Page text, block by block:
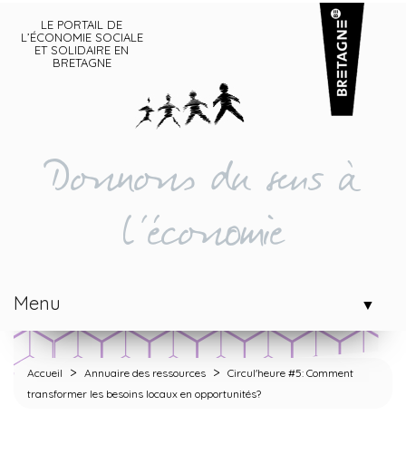
LE PORTAIL DE
L’ÉCONOMIE SOCIALE
ET SOLIDAIRE EN
BRETAGNE
Donnons du sens à
l'économie
Menu ▼
Accueil > Annuaire des ressources > Circul'heure #5: Comment
transformer les besoins locaux en opportunités?